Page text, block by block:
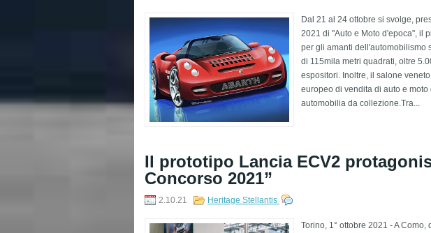
Dal 21 al 24 ottobre si svolge,
2021 di "Auto e Moto d'epoca", il
per gli amanti dell'automobilismo
di 115mila metri quadrati, oltre
espositori. Inoltre, il salone
europeo di vendita di auto e
automobilia da collezione.Tra...
Il prototipo Lancia ECV2
Concorso 2021”
2.10.21 Heritage Stellantis
Torino, 1° ottobre 2021 - A